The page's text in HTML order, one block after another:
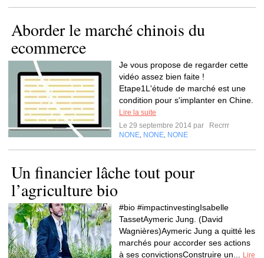
Aborder le marché chinois du
ecommerce
Je vous propose de regarder cette
vidéo assez bien faite !
Etape1L'étude de marché est une
condition pour s'implanter en Chine.
Lire la suite
Le 29 septembre 2014 par
Recrrr
NONE NONE NONE
Un financier lâche tout pour
l’agriculture bio
#bio #impactinvestingIsabelle
TassetAymeric Jung. (David
Wagnières)Aymeric Jung a quitté les
marchés pour accorder ses actions
à ses convictionsConstruire un...
Lire